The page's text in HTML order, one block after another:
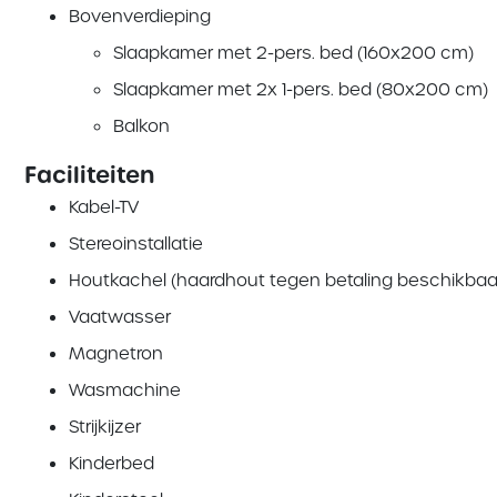
Bovenverdieping
Slaapkamer met 2-pers. bed (160x200 cm)
Slaapkamer met 2x 1-pers. bed (80x200 cm)
Balkon
Faciliteiten
Kabel-TV
Stereoinstallatie
Houtkachel (haardhout tegen betaling
Vaatwasser
Magnetron
Wasmachine
Strijkijzer
Kinderbed